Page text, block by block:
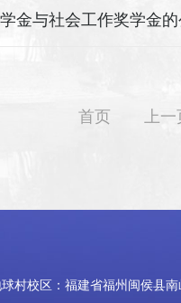
金与社会工作奖学金
首页 上一
村校区：福建省福州闽侯县